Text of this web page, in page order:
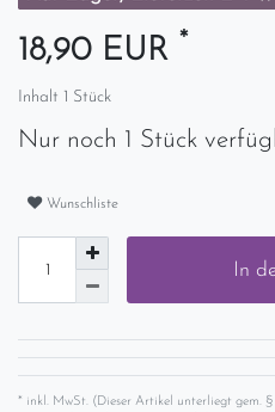
18,90 EUR *
Inhalt 1 Stück
Nur noch 1 Stück
Wunschliste
In
* inkl. MwSt. (Dieser Artikel unterliegt gem.